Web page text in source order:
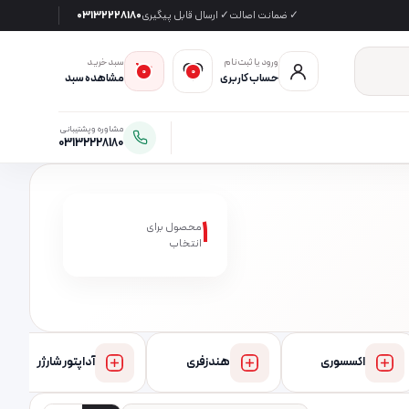
✓ ضمانت اصالت✓ ارسال قابل پیگیری03132228180
ورود یا ثبت‌نام
حساب کاربری 0
0
سبد خرید
مشاهده سبد
مشاوره و پشتیبانی
03132228180
1محصول برای
انتخاب
اکسسوری هندزفری آداپتور شارژر